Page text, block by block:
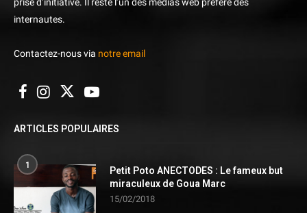
internautes.
Contactez-nous via notre email
ARTICLES POPULAIRES
1
Petit Poto ANECTODES : Le fameux but
miraculeux de Goua Marc
15/02/2018